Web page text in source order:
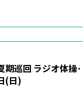
巡回 ラジオ体操･
(日)